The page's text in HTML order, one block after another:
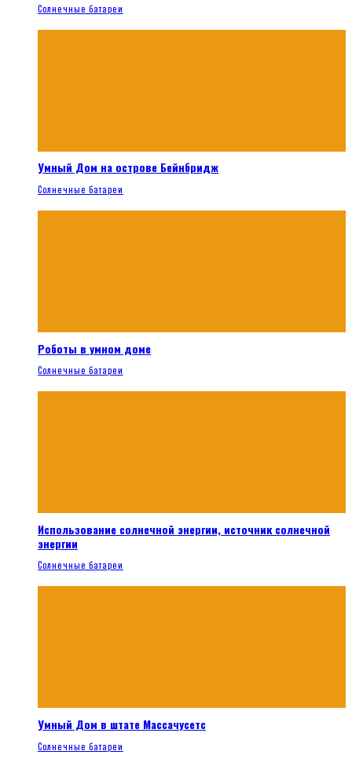
Солнечные батареи
Умный Дом на острове Бейнбридж
Солнечные батареи
Роботы в умном доме
Солнечные батареи
Использование солнечной энергии, источник солнечной
энергии
Солнечные батареи
Умный Дом в штате Массачусетс
Солнечные батареи